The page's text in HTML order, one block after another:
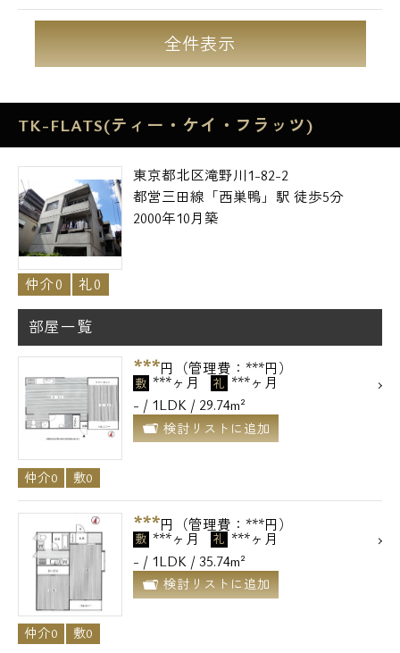
全件表示
TK-FLATS(ティー・ケイ・フラッツ)
東京都北区滝野川1-82-2
都営三田線「西巣鴨」駅 徒歩5分
2000年10月築
仲介0 礼0
部屋一覧
***円（管理費：***円）
敷 ***ヶ月 礼 ***ヶ月
- / 1LDK / 29.74m²
検討リストに追加
仲介0 敷0
***円（管理費：***円）
敷 ***ヶ月 礼 ***ヶ月
- / 1LDK / 35.74m²
検討リストに追加
仲介0 敷0